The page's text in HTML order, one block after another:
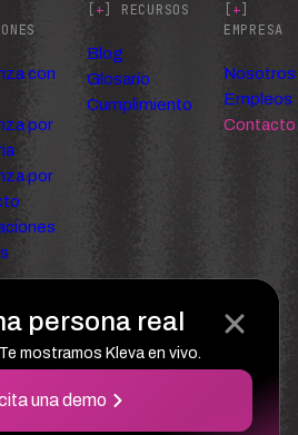
persona real
mostramos Kleva en vivo.
una demo
con
por
por
[+] RECURSOS
Blog
Glosario
Cumplimiento
[+]
EMPRESA
Nosotros
Empleos
Contacto